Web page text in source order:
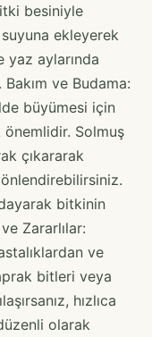
besiniyle
ekleyerek
aylarında
ve Budama:
büyümesi için
Solmuş
çıkararak
bitkinin
Zararlılar:
ve
bitleri veya
hızlıca
olarak